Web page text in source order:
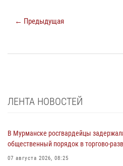
← Предыдущая
ЛЕНТА НОВОСТЕЙ
В Мурманске росгвардейцы
общественный порядок в торгово-
07 августа 2026, 08:25